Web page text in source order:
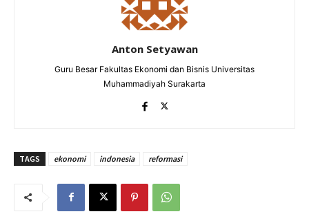
Anton Setyawan
Guru Besar Fakultas Ekonomi dan Bisnis Universitas
Muhammadiyah Surakarta
TAGS ekonomi indonesia reformasi